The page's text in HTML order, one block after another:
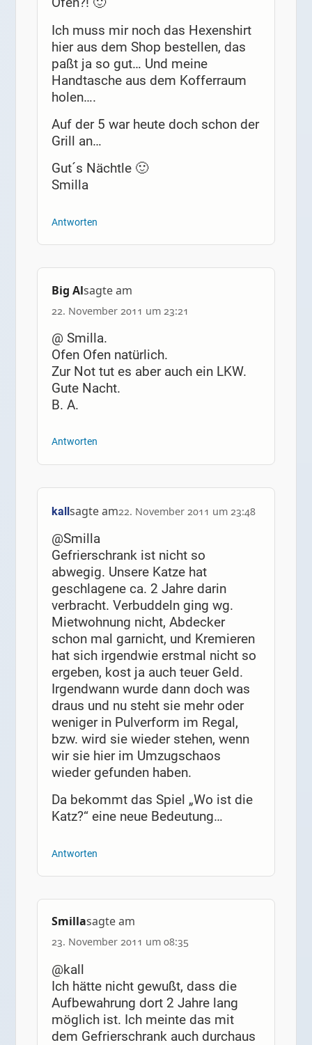
Ich muss mir noch das Hexenshirt
hier aus dem Shop bestellen, das
paßt ja so gut… Und meine
Handtasche aus dem Kofferraum
holen….
Auf der 5 war heute doch schon der
Grill an…
Gut´s Nächtle 🙂
Smilla
Antworten
Big Alsagte am
22. November 2011 um 23:21
@ Smilla.
Ofen Ofen natürlich.
Zur Not tut es aber auch ein LKW.
Gute Nacht.
B. A.
Antworten
kallsagte am22. November 2011 um 23:48
@Smilla
Gefrierschrank ist nicht so
abwegig. Unsere Katze hat
geschlagene ca. 2 Jahre darin
verbracht. Verbuddeln ging wg.
Mietwohnung nicht, Abdecker
schon mal garnicht, und Kremieren
hat sich irgendwie erstmal nicht so
ergeben, kost ja auch teuer Geld.
Irgendwann wurde dann doch was
draus und nu steht sie mehr oder
weniger in Pulverform im Regal,
bzw. wird sie wieder stehen, wenn
wir sie hier im Umzugschaos
wieder gefunden haben.
Da bekommt das Spiel „Wo ist die
Katz?“ eine neue Bedeutung…
Antworten
Smillasagte am
23. November 2011 um 08:35
@kall
Ich hätte nicht gewußt, dass die
Aufbewahrung dort 2 Jahre lang
möglich ist. Ich meinte das mit
dem Gefrierschrank auch durchaus